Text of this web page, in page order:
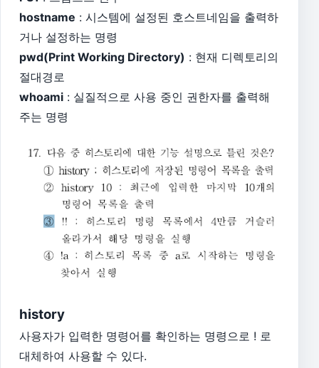
hostname : 시스템에 설정된 호스트네임을 출력하
거나 설정하는 명령
pwd(Print Working Directory) : 현재 디렉토리의
절대경로
whoami : 실질적으로 사용 중인 권한자를 출력해
주는 명령
history
사용자가 입력한 명령어를 확인하는 명령으로 ! 로
대체하여 사용할 수 있다.